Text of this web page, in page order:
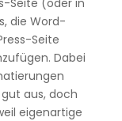
Seite (oder in
die Word-
Seite
Dabei
aus, doch
eigenartige